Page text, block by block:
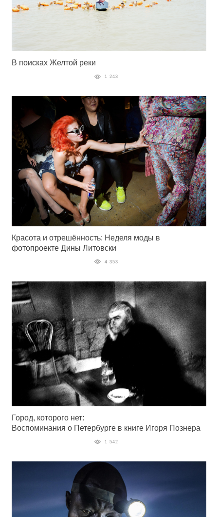
В поисках Желтой реки
1 243
Красота и отрешённость: Неделя моды в
фотопроекте Дины Литовски
4 353
Город, которого нет:
Воспоминания о Петербурге в книге Игоря Познера
1 542